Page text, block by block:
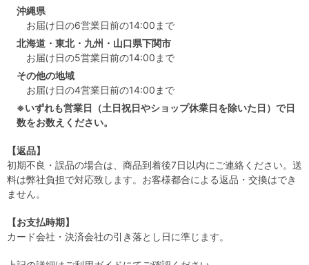
沖縄県
お届け日の6営業日前の14:00まで
北海道・東北・九州・山口県下関市
お届け日の5営業日前の14:00まで
その他の地域
お届け日の4営業日前の14:00まで
※いずれも営業日（土日祝日やショップ休業日を除いた日）で日
数をお数えください。
【返品】
初期不良・誤品の場合は、商品到着後7日以内にご連絡ください。送
料は弊社負担で対応致します。お客様都合による返品・交換はでき
ません。
【お支払時期】
カード会社・決済会社の引き落とし日に準じます。